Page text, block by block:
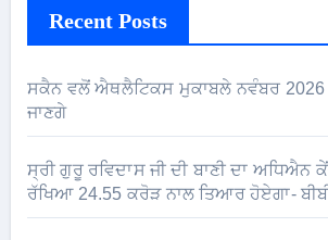
Recent Posts
ਸਕੈਨ ਵਲੋਂ ਐਥਲੈਟਿਕਸ ਮੁਕਾਬਲੇ ਨਵੰਬਰ 2026
ਜਾਣਗੇ
ਸ੍ਰੀ ਗੁਰੂ ਰਵਿਦਾਸ ਜੀ ਦੀ ਬਾਣੀ ਦਾ ਅਧਿਐਨ
ਰੱਖਿਆ 24.55 ਕਰੋੜ ਨਾਲ ਤਿਆਰ ਹੋਏਗਾ-